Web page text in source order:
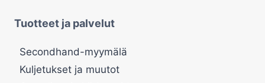
Tuotteet ja palvelut
Secondhand-myymälä
Kuljetukset ja muutot